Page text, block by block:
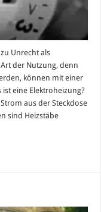
Unrecht als
der Nutzung, denn
können mit einer
eine Elektroheizung?
aus der Steckdose
sind Heizstäbe